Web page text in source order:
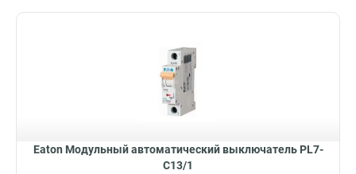
Eaton Модульный автоматический выключатель PL7-
C13/1